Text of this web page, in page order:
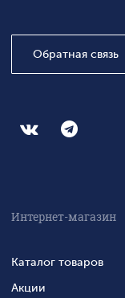
Обратная связь
Интернет-магазин
Каталог товаров
Акции